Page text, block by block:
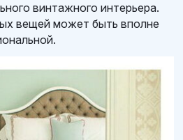
винтажного интерьера.
вещей может быть вполне